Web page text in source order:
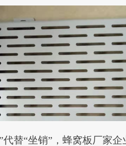
保护的意见和建议，接受社会公众的监
市南海环虹金属建材有限公司迁扩建项
区里水镇逢涌村南水路21号（中心地理
代替“坐销”，蜂窝板厂家企